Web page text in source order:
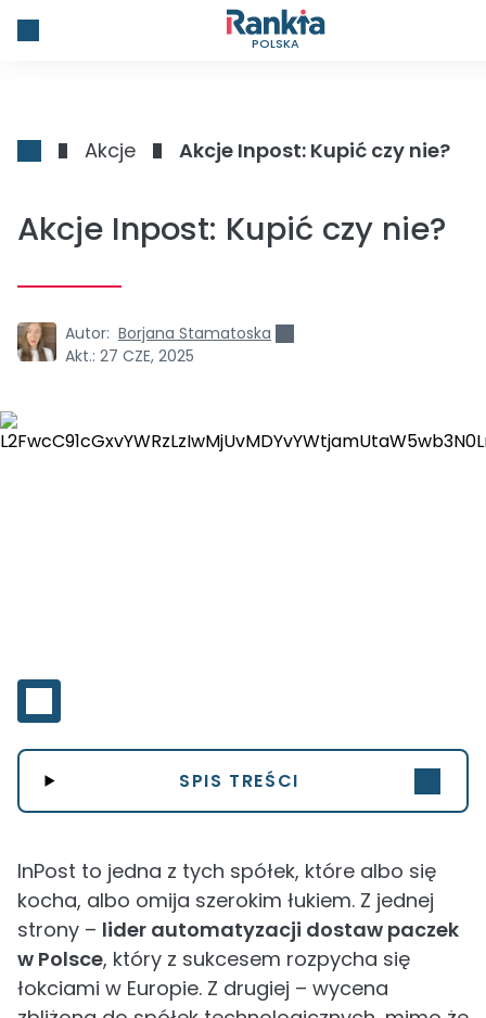
POLSKA
Akcje Akcje Inpost: Kupić czy nie?
Akcje Inpost: Kupić czy nie?
Autor: Borjana Stamatoska
Akt.: 27 CZE, 2025
SPIS TREŚCI
InPost to jedna z tych spółek, które albo się
kocha, albo omija szerokim łukiem. Z jednej
strony – lider automatyzacji dostaw paczek
w Polsce, który z sukcesem rozpycha się
łokciami w Europie. Z drugiej – wycena